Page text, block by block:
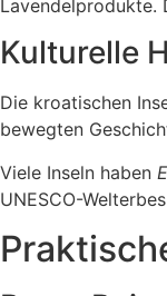
Lavendelprodukte.
Kulturelle
Die kroatischen
bewegten
Viele Inseln haben
UNESCO-